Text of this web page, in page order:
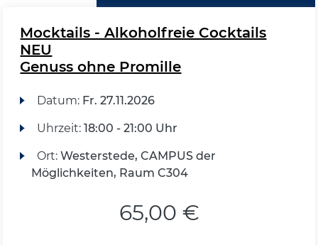
Mocktails - Alkoholfreie Cocktails
NEU
Genuss ohne Promille
Datum: Fr. 27.11.2026
Uhrzeit: 18:00 - 21:00 Uhr
Ort: Westerstede, CAMPUS der
Möglichkeiten, Raum C304
65,00 €